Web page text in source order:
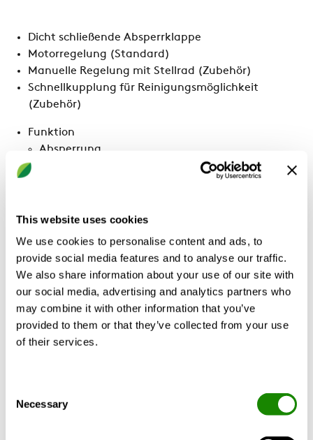
This website uses cookies
We use cookies to personalise content and ads, to
provide social media features and to analyse our traffic.
We also share information about your use of our site with
our social media, advertising and analytics partners who
may combine it with other information that you’ve
provided to them or that they’ve collected from your use
of their services.
Selection
Necessary
Dicht schließende Absperrklappe
Motorregelung (Standard)
Manuelle Regelung mit Stellrad (Zubehör)
Schnellkupplung für Reinigungsmöglichkeit
(Zubehör)
Funktion
Absperrung
Produktbeschreibung Zertifikate